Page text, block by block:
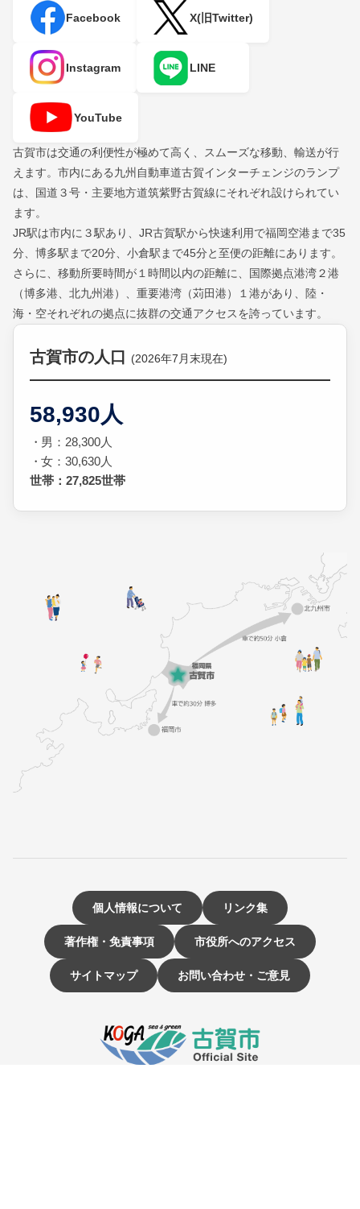
Facebook X(旧Twitter)
Instagram LINE
YouTube
古賀市は交通の利便性が極めて高く、スムーズな移動、輸送が行
えます。市内にある九州自動車道古賀インターチェンジのランプ
は、国道３号・主要地方道筑紫野古賀線にそれぞれ設けられてい
ます。
JR駅は市内に３駅あり、JR古賀駅から快速利用で福岡空港まで35
分、博多駅まで20分、小倉駅まで45分と至便の距離にあります。
さらに、移動所要時間が１時間以内の距離に、国際拠点港湾２港
（博多港、北九州港）、重要港湾（苅田港）１港があり、陸・
海・空それぞれの拠点に抜群の交通アクセスを誇っています。
古賀市の人口 (2026年7月末現在)
58,930人
男：28,300人
女：30,630人
世帯：27,825世帯
個人情報について リンク集
著作権・免責事項 市役所へのアクセス
サイトマップ お問い合わせ・ご意見